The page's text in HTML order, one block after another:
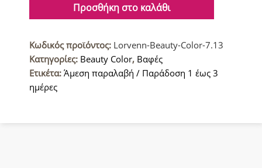
Βαφή
7.13
Ξανθό
Ψυχρό
ποσότητα
Προσθήκη στο καλάθι
Κωδικός προϊόντος: Lorvenn-Beauty-Color-7.13
Κατηγορίες: Beauty Color, Βαφές
Ετικέτα: Άμεση παραλαβή / Παράδοση 1 έως 3
ημέρες